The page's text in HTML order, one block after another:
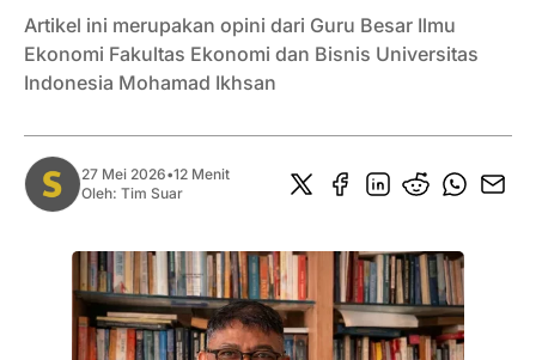
Artikel ini merupakan opini dari Guru Besar Ilmu
Ekonomi Fakultas Ekonomi dan Bisnis Universitas
Indonesia Mohamad Ikhsan
27 Mei 2026•12 Menit
Oleh: Tim Suar